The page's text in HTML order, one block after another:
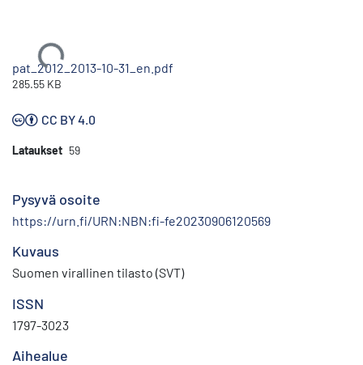
Ladataan...
pat_2012_2013-10-31_en.pdf
285.55 KB
CC BY 4.0
Lataukset 59
Pysyvä osoite
https://urn.fi/URN:NBN:fi-fe20230906120569
Kuvaus
Suomen virallinen tilasto (SVT)
ISSN
1797-3023
Aihealue